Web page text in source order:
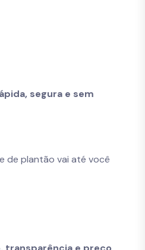
segura e sem
de plantão vai até você